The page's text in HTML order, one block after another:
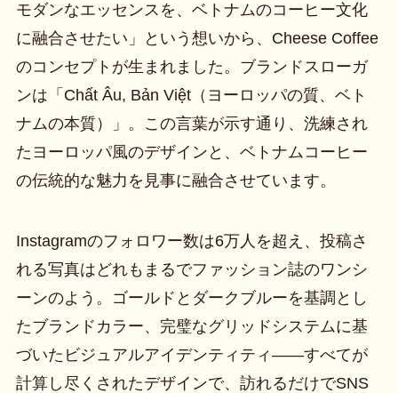
モダンなエッセンスを、ベトナムのコーヒー文化
に融合させたい」という想いから、Cheese Coffee
のコンセプトが生まれました。ブランドスローガ
ンは「Chất Âu, Bản Việt（ヨーロッパの質、ベト
ナムの本質）」。この言葉が示す通り、洗練され
たヨーロッパ風のデザインと、ベトナムコーヒー
の伝統的な魅力を見事に融合させています。
Instagramのフォロワー数は6万人を超え、投稿さ
れる写真はどれもまるでファッション誌のワンシ
ーンのよう。ゴールドとダークブルーを基調とし
たブランドカラー、完璧なグリッドシステムに基
づいたビジュアルアイデンティティ——すべてが
計算し尽くされたデザインで、訪れるだけでSNS